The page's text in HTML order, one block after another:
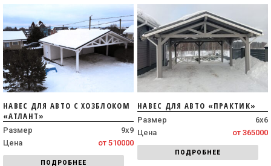
НАВЕС ДЛЯ АВТО С ХОЗБЛОКОМ
«АТЛАНТ»
Размер
9х9
Цена
от 510000
ПОДРОБНЕЕ
НАВЕС ДЛЯ АВТО «ПРАКТИК»
Размер
6х6
Цена
от 365000
ПОДРОБНЕЕ